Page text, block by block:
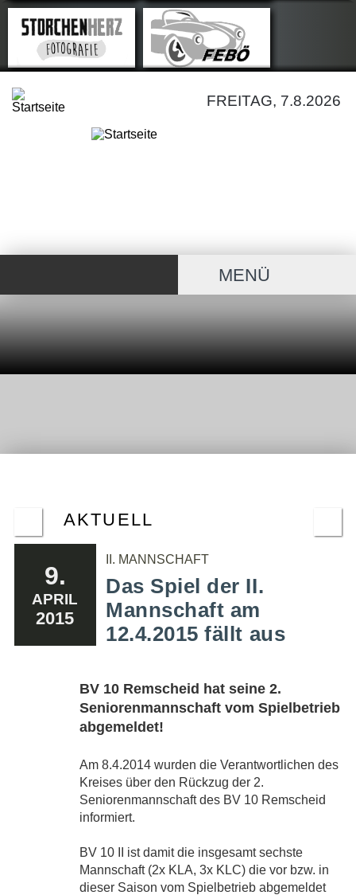
FREITAG, 7.8.2026
MENÜ
AKTUELL
9.
APRIL
2015
II. MANNSCHAFT
Das Spiel der II.
Mannschaft am
12.4.2015 fällt aus
BV 10 Remscheid hat seine 2.
Seniorenmannschaft vom Spielbetrieb
abgemeldet!
Am 8.4.2014 wurden die Verantwortlichen des
Kreises über den Rückzug der 2.
Seniorenmannschaft des BV 10 Remscheid
informiert.
BV 10 II ist damit die insgesamt sechste
Mannschaft (2x KLA, 3x KLC) die vor bzw. in
dieser Saison vom Spielbetrieb abgemeldet